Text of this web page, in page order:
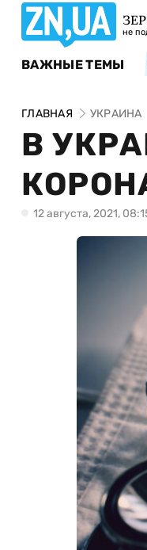
не
ВАЖНЫЕ ТЕМЫ
ГЛАВНАЯ УКРАИНА
В
12 августа, 2021,